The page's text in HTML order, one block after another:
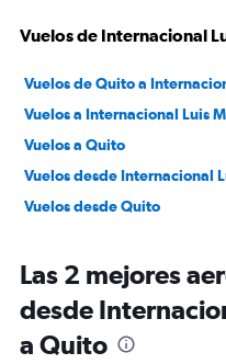
Vuelos de Internacional
Vuelos de Quito a
Vuelos a Internacional Luis
Vuelos a Quito
Vuelos desde Internacional
Vuelos desde Quito
Las 2 mejores
desde
a Quito